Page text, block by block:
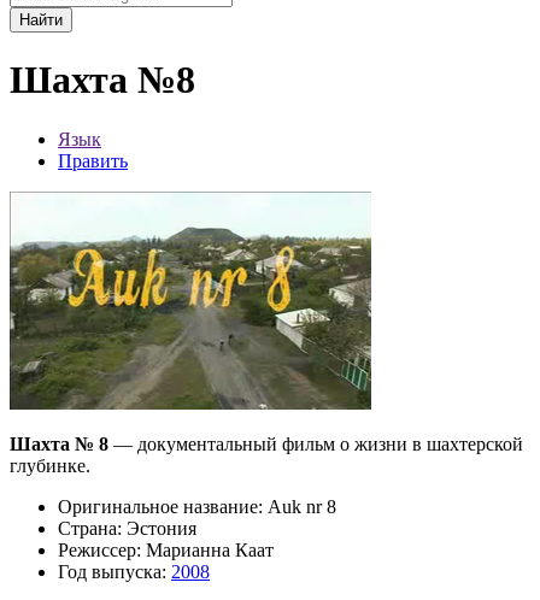
Найти
Шахта №8
Язык
Править
Шахта № 8 — документальный фильм о жизни в шахтерской
глубинке.
Оригинальное название: Auk nr 8
Страна: Эстония
Режиссер: Марианна Каат
Год выпуска: 2008